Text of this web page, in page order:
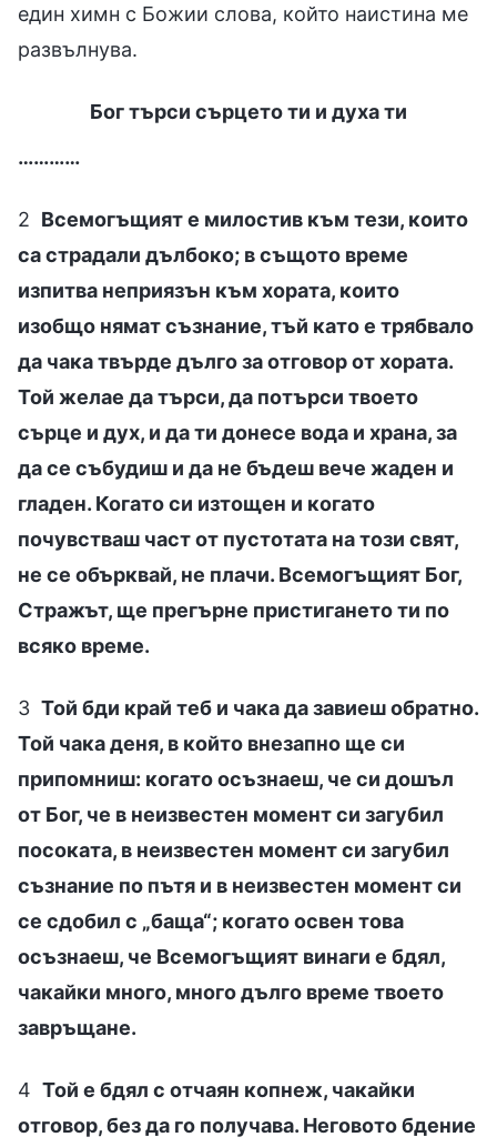
един химн с Божии слова, който наистина ме
развълнува.
Бог търси сърцето ти и духа ти
…………
2 Всемогъщият е милостив към тези, които
са страдали дълбоко; в същото време
изпитва неприязън към хората, които
изобщо нямат съзнание, тъй като е трябвало
да чака твърде дълго за отговор от хората.
Той желае да търси, да потърси твоето
сърце и дух, и да ти донесе вода и храна, за
да се събудиш и да не бъдеш вече жаден и
гладен. Когато си изтощен и когато
почувстваш част от пустотата на този свят,
не се обърквай, не плачи. Всемогъщият Бог,
Стражът, ще прегърне пристигането ти по
всяко време.
3 Той бди край теб и чака да завиеш обратно.
Той чака деня, в който внезапно ще си
припомниш: когато осъзнаеш, че си дошъл
от Бог, че в неизвестен момент си загубил
посоката, в неизвестен момент си загубил
съзнание по пътя и в неизвестен момент си
се сдобил с „баща“; когато освен това
осъзнаеш, че Всемогъщият винаги е бдял,
чакайки много, много дълго време твоето
завръщане.
4 Той е бдял с отчаян копнеж, чакайки
отговор, без да го получава. Неговото бдение